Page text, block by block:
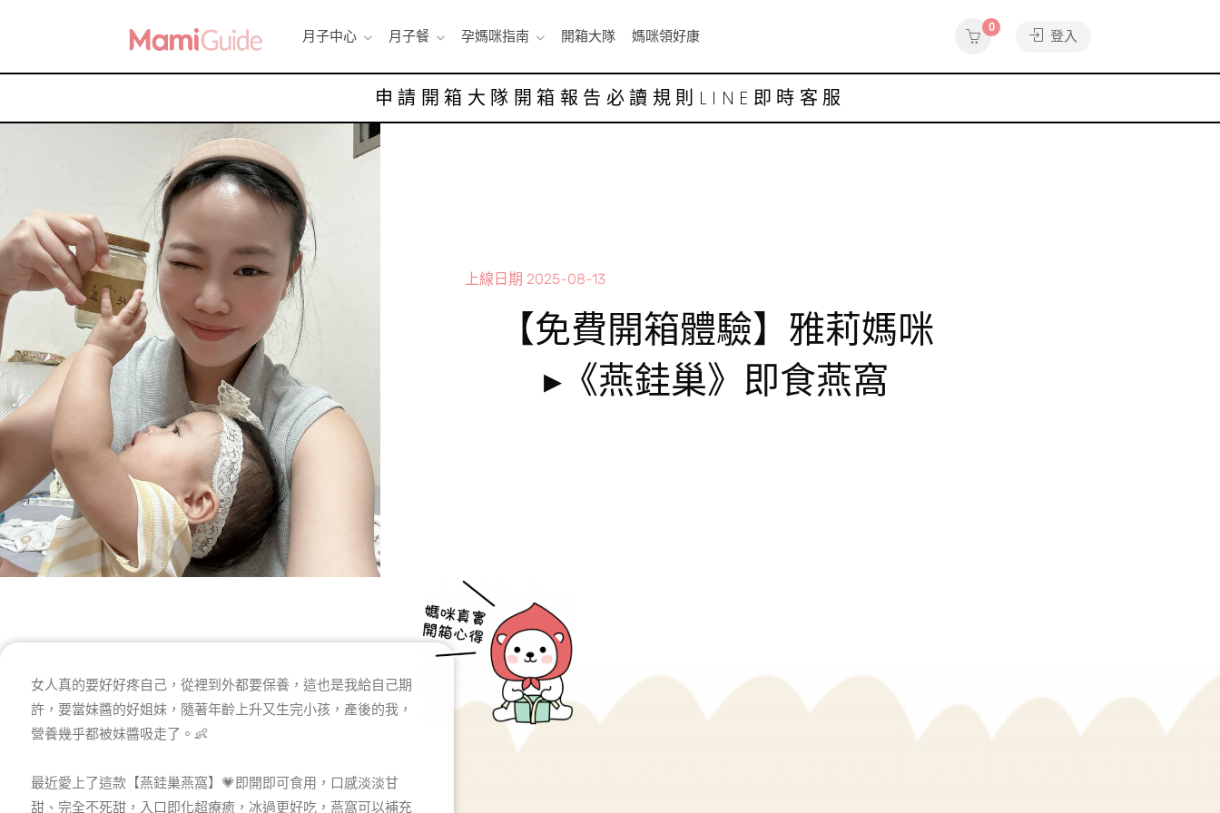
月子中心 月子餐 孕媽咪指南 開箱大隊 媽咪領好康
0
登入
申請開箱大隊 開箱報告 必讀規則 LINE即時客服
上線日期 2025-08-13
【免費開箱體驗】雅莉媽咪
▸《燕銈巢》即食燕窩​
女人真的要好好疼自己，從裡到外都要保養，這也是我給自己期
許，要當妹醬的好姐妹，隨著年齡上升又生完小孩，產後的我，
營養幾乎都被妹醬吸走了。👶
最近愛上了這款【燕銈巢燕窩】💗即開即可食用，口感淡淡甘
甜、完全不死甜，入口即化超療癒，冰過更好吃，燕窩可以補充